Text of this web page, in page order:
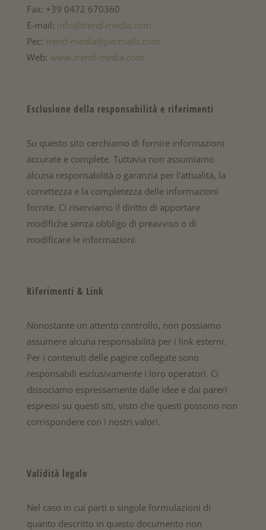
Fax: +39 0472 670360
E-mail: info@trend-media.com
Pec: trend-media@pecmails.com
Web: www.trend-media.com
Esclusione della responsabilità e riferimenti
Su questo sito cerchiamo di fornire informazioni
accurate e complete. Tuttavia non assumiamo
alcuna responsabilità o garanzia per l'attualità, la
correttezza e la completezza delle informazioni
fornite. Ci riserviamo il diritto di apportare
modifiche senza obbligo di preavviso o di
modificare le informazioni.
Riferimenti & Link
Nonostante un attento controllo, non possiamo
assumere alcuna responsabilità per i link esterni.
Per i contenuti delle pagine collegate sono
responsabili esclusivamente i loro operatori. Ci
dissociamo espressamente dalle idee e dai pareri
espressi su questi siti, visto che questi possono non
corrispondere con i nostri valori.
Validità legale
Nel caso in cui parti o singole formulazioni di
quanto descritto in questo documento non